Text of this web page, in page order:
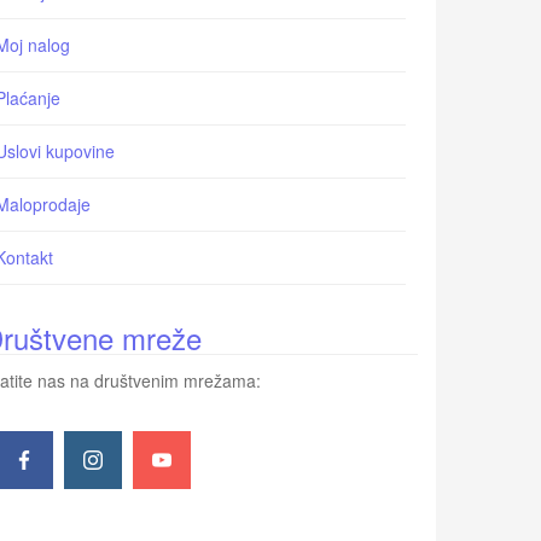
nalog
kupovine
mreže
nas na društvenim mrežama: